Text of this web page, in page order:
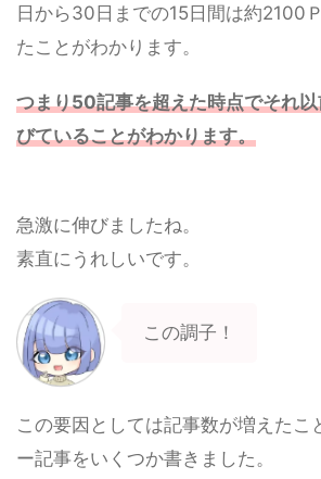
日から30日までの15日間は約2100
たことがわかります。
つまり50記事を超えた時点でそれ
びていることがわかります。
急激に伸びましたね。
素直にうれしいです。
この調子！
この要因としては記事数が増えたこ
ー記事をいくつか書きました。